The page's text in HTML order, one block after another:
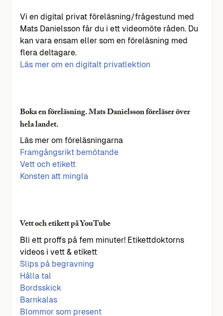
Vi en digital privat föreläsning/frågestund med
Mats Danielsson får du i ett videomöte råden. Du
kan vara ensam eller som en föreläsning med
flera deltagare.
Läs mer om en digitalt privatlektion
Boka en föreläsning. Mats Danielsson föreläser över
hela landet.
Läs mer om föreläsningarna
Framgångsrikt bemötande
Vett och etikett
Konsten att mingla
Vett och etikett på YouTube
Bli ett proffs på fem minuter! Etikettdoktorns
videos i vett & etikett
Slips på begravning
Hålla tal
Bordsskick
Barnkalas
Blommor som present